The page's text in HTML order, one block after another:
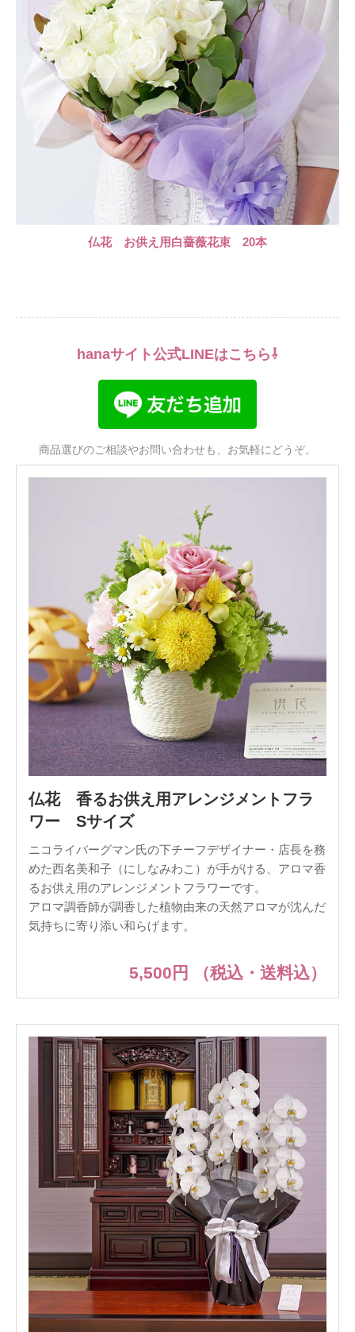
仏花 お供え用白薔薇花束 20本
hanaサイト公式LINEはこちら⇩
商品選びのご相談やお問い合わせも、お気軽にどうぞ。
仏花 香るお供え用アレンジメントフラ
ワー Sサイズ
ニコライバーグマン氏の下チーフデザイナー・店長を務
めた西名美和子（にしなみわこ）が手がける、アロマ香
るお供え用のアレンジメントフラワーです。
アロマ調香師が調香した植物由来の天然アロマが沈んだ
気持ちに寄り添い和らげます。
5,500円 （税込・送料込）